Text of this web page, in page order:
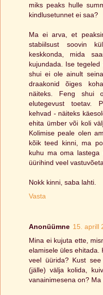
miks peaks hulle
kindlusetunnet ei saa?
Ma ei arva, et
stabiilsust soovin
keskkonda, mida
kujundada. Ise
shui ei ole ainult
draakonid õiges
näiteks. Feng shui
elutegevust toetav.
kehvad - näiteks
ehita ümber või koli
Kolimise peale olen
kõik teed kinni, ma
kuhu ma oma lastega
üürihind veel
Nokk kinni, saba lahti.
Vasta
Anonüümne 15. aprill
Mina ei kujuta ette,
elamisele üles ehitada.
veel üürida? Kust
(jälle) välja kolida,
vanainimesena on?